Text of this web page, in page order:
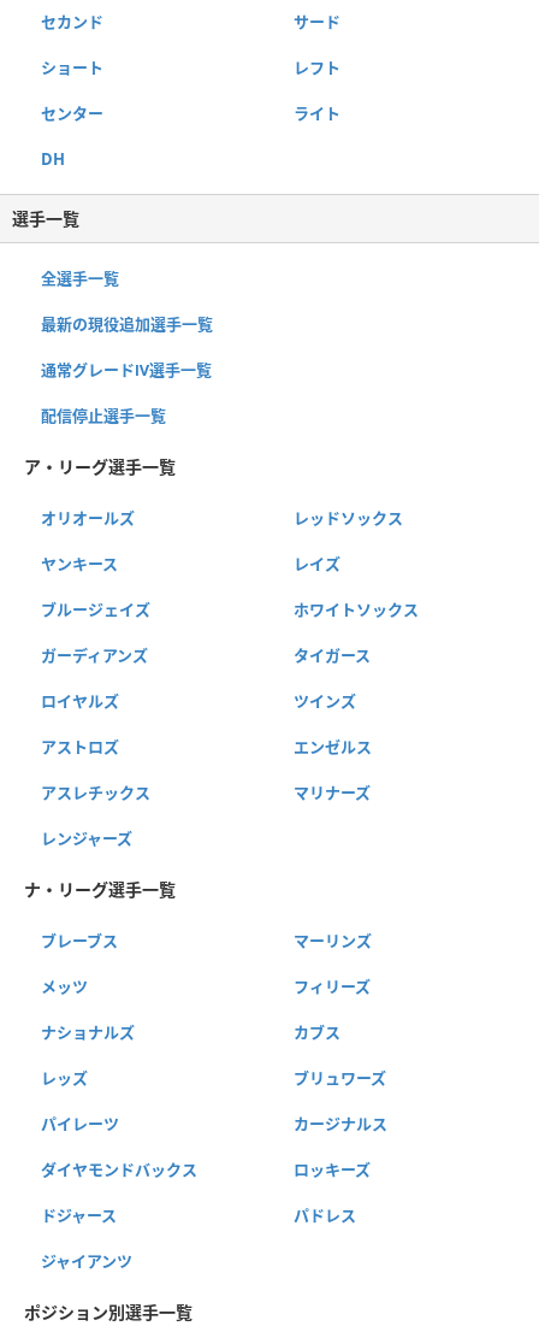
セカンド サード
ショート レフト
センター ライト
DH
選手一覧
全選手一覧
最新の現役追加選手一覧
通常グレードⅣ選手一覧
配信停止選手一覧
ア・リーグ選手一覧
オリオールズ レッドソックス
ヤンキース レイズ
ブルージェイズ ホワイトソックス
ガーディアンズ タイガース
ロイヤルズ ツインズ
アストロズ エンゼルス
アスレチックス マリナーズ
レンジャーズ
ナ・リーグ選手一覧
ブレーブス マーリンズ
メッツ フィリーズ
ナショナルズ カブス
レッズ ブリュワーズ
パイレーツ カージナルス
ダイヤモンドバックス ロッキーズ
ドジャース パドレス
ジャイアンツ
ポジション別選手一覧